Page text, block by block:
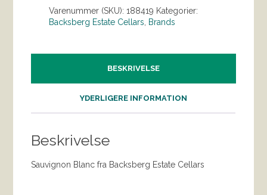
Varenummer (SKU):188419 Kategorier:
Backsberg Estate Cellars
Brands
BESKRIVELSE
YDERLIGERE INFORMATION
Beskrivelse
Sauvignon Blanc fra Backsberg Estate Cellars